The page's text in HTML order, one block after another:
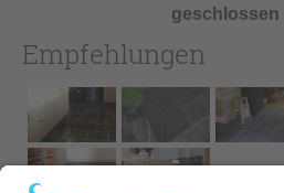
geschlossen
Empfehlungen